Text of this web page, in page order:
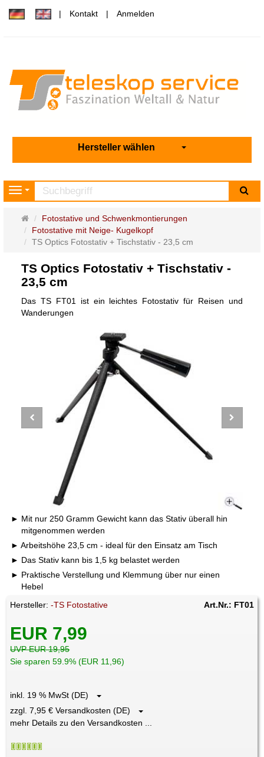
Kontakt Anmelden
Hersteller wählen
Navigation
Startseite
Fotostative und Schwenkmontierungen
Fotostative mit Neige- Kugelkopf
TS Optics Fotostativ + Tischstativ - 23,5 cm
TS Optics Fotostativ + Tischstativ -
23,5 cm
Das TS FT01 ist ein leichtes Fotostativ für Reisen und
Wanderungen
Mit nur 250 Gramm Gewicht kann das Stativ überall hin
mitgenommen werden
Arbeitshöhe 23,5 cm - ideal für den Einsatz am Tisch
Das Stativ kann bis 1,5 kg belastet werden
Praktische Verstellung und Klemmung über nur einen
Hebel
Hersteller:-TS Fotostative Art.Nr.: FT01
EUR 7,99
UVP EUR 19,95
Sie sparen 59.9% (EUR 11,96)
inkl. 19 % MwSt (DE)
zzgl. 7,95 € Versandkosten (DE)
mehr Details zu den Versandkosten ...